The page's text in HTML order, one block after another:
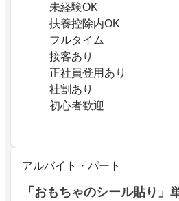
未経験OK
扶養控除内OK
フルタイム
接客あり
正社員登用あり
社割あり
初心者歓迎
アルバイト・パート
「おもちゃのシール貼り